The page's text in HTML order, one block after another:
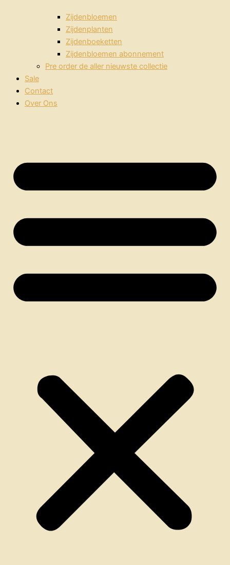
Zijdenbloemen
Zijdenplanten
Zijdenboeketten
Zijdenbloemen abonnement
Pre order de aller nieuwste collectie
Sale
Contact
Over Ons